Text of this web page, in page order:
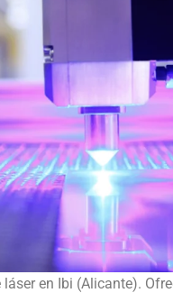
en Ibi (Alicante).